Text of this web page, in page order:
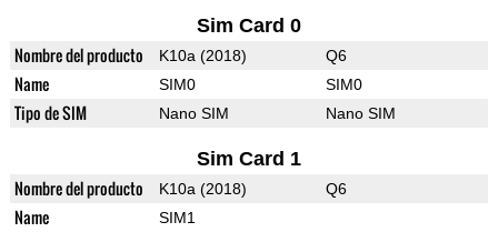
Sim Card 0
Nombre del producto K10a (2018) Q6
Name SIM0 SIM0
Tipo de SIM Nano SIM Nano SIM
Sim Card 1
Nombre del producto K10a (2018) Q6
Name SIM1